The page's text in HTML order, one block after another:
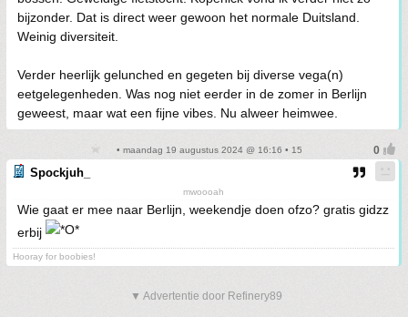
bijzonder. Dat is direct weer gewoon het normale Duitsland.
Weinig diversiteit.
Verder heerlijk gelunched en gegeten bij diverse vega(n)
eetgelegenheden. Was nog niet eerder in de zomer in Berlijn
geweest, maar wat een fijne vibes. Nu alweer heimwee.
• maandag 19 augustus 2024 @ 16:16 • 15
Spockjuh_
mwoooah
Wie gaat er mee naar Berlijn, weekendje doen ofzo? gratis gidzz
erbij
Hooray for boobies!
▼ Advertentie door Refinery89